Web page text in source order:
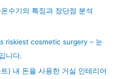
수기의 특징과 장단점 분석
riskiest cosmetic surgery – 눈
니다.
) 내 돈을 사용한 거실 인테리어